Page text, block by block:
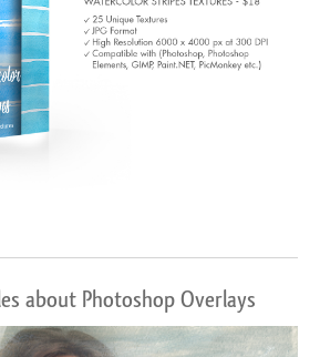
about Photoshop Overlays